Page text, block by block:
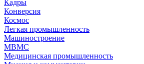
Кадры
Конверсия
Космос
Легкая промышленность
Машиностроение
МВМС
Медицинская промышленность